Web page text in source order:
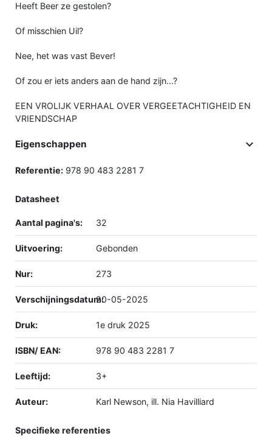
Heeft Beer ze gestolen?
Of misschien Uil?
Nee, het was vast Bever!
Of zou er iets anders aan de hand zijn...?
EEN VROLIJK VERHAAL OVER VERGEETACHTIGHEID EN
VRIENDSCHAP
Eigenschappen 
Referentie: 978 90 483 2281 7
Datasheet
Aantal pagina's: 32
Uitvoering: Gebonden
Nur: 273
Verschijningsdatum:20-05-2025
Druk: 1e druk 2025
ISBN/ EAN: 978 90 483 2281 7
Leeftijd: 3+
Auteur: Karl Newson, ill. Nia Havilliard
Specifieke referenties